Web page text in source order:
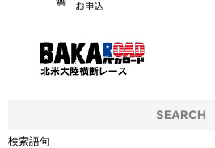
SEARCH
検索語句